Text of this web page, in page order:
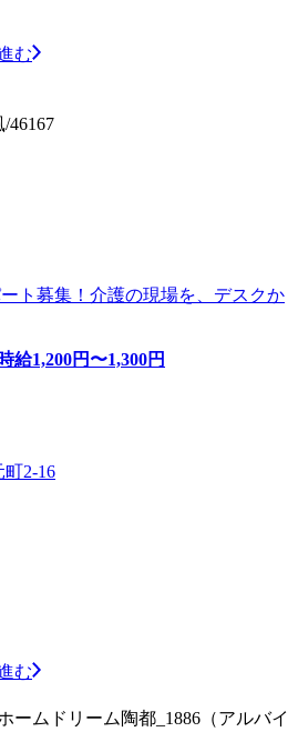
む
46167
ート募集！介護の現場を、デスクか
時給1,200円〜1,300円
2-16
む
ームドリーム陶都_1886（アルバイ